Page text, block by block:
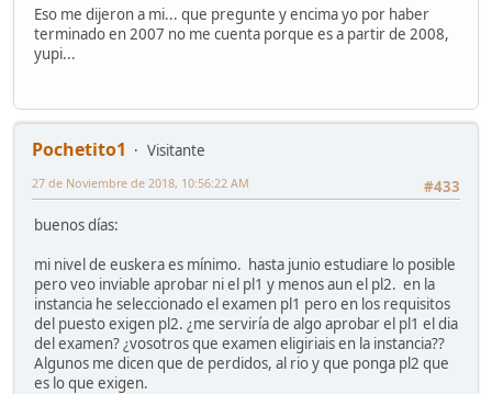
Eso me dijeron a mi... que pregunte y encima yo por haber
terminado en 2007 no me cuenta porque es a partir de 2008,
yupi...
Pochetito1
Visitante
#433
27 de Noviembre de 2018, 10:56:22 AM
buenos días:
mi nivel de euskera es mínimo. hasta junio estudiare lo posible
pero veo inviable aprobar ni el pl1 y menos aun el pl2. en la
instancia he seleccionado el examen pl1 pero en los requisitos
del puesto exigen pl2. ¿me serviría de algo aprobar el pl1 el dia
del examen? ¿vosotros que examen eligiriais en la instancia??
Algunos me dicen que de perdidos, al rio y que ponga pl2 que
es lo que exigen.